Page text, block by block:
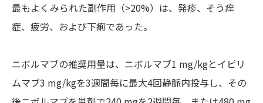
最もよくみられた副作用（>20%）は、発疹、そう痒
症、疲労、および下痢であった。
ニボルマブの推奨用量は、ニボルマブ1 mg/kgとイピリ
ムマブ3 mg/kgを3週間毎に最大4回静脈内投与し、その